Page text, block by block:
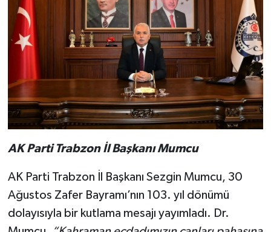
AK Parti Trabzon İlBaşkanı Mumcu
AK Parti Trabzon İl Başkanı Sezgin Mumcu, 30
Ağustos Zafer Bayramı’nın 103. yıl dönümü
dolayısıyla bir kutlama mesajı yayımladı. Dr.